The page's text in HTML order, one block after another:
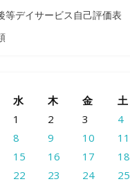
等デイサービス自己評価表
水 木 金 土
1 2 3 4
8 9 10 11
15 16 17 18
22 23 24 25